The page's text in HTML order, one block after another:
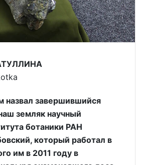
назвал завершившийся
земляк научный
ботаники РАН
который работал в
им в 2011 году в